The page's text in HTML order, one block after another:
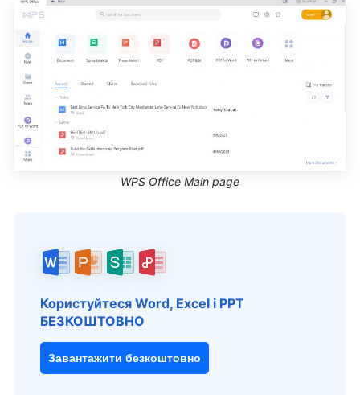
WPS Office Main page
Користуйтеся Word, Excel і PPT
БЕЗКОШТОВНО
Завантажити безкоштовно